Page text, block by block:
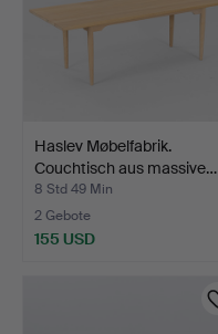
Haslev Møbelfabrik.
Couchtisch aus massive…
8 Std 49 Min
2 Gebote
155 USD